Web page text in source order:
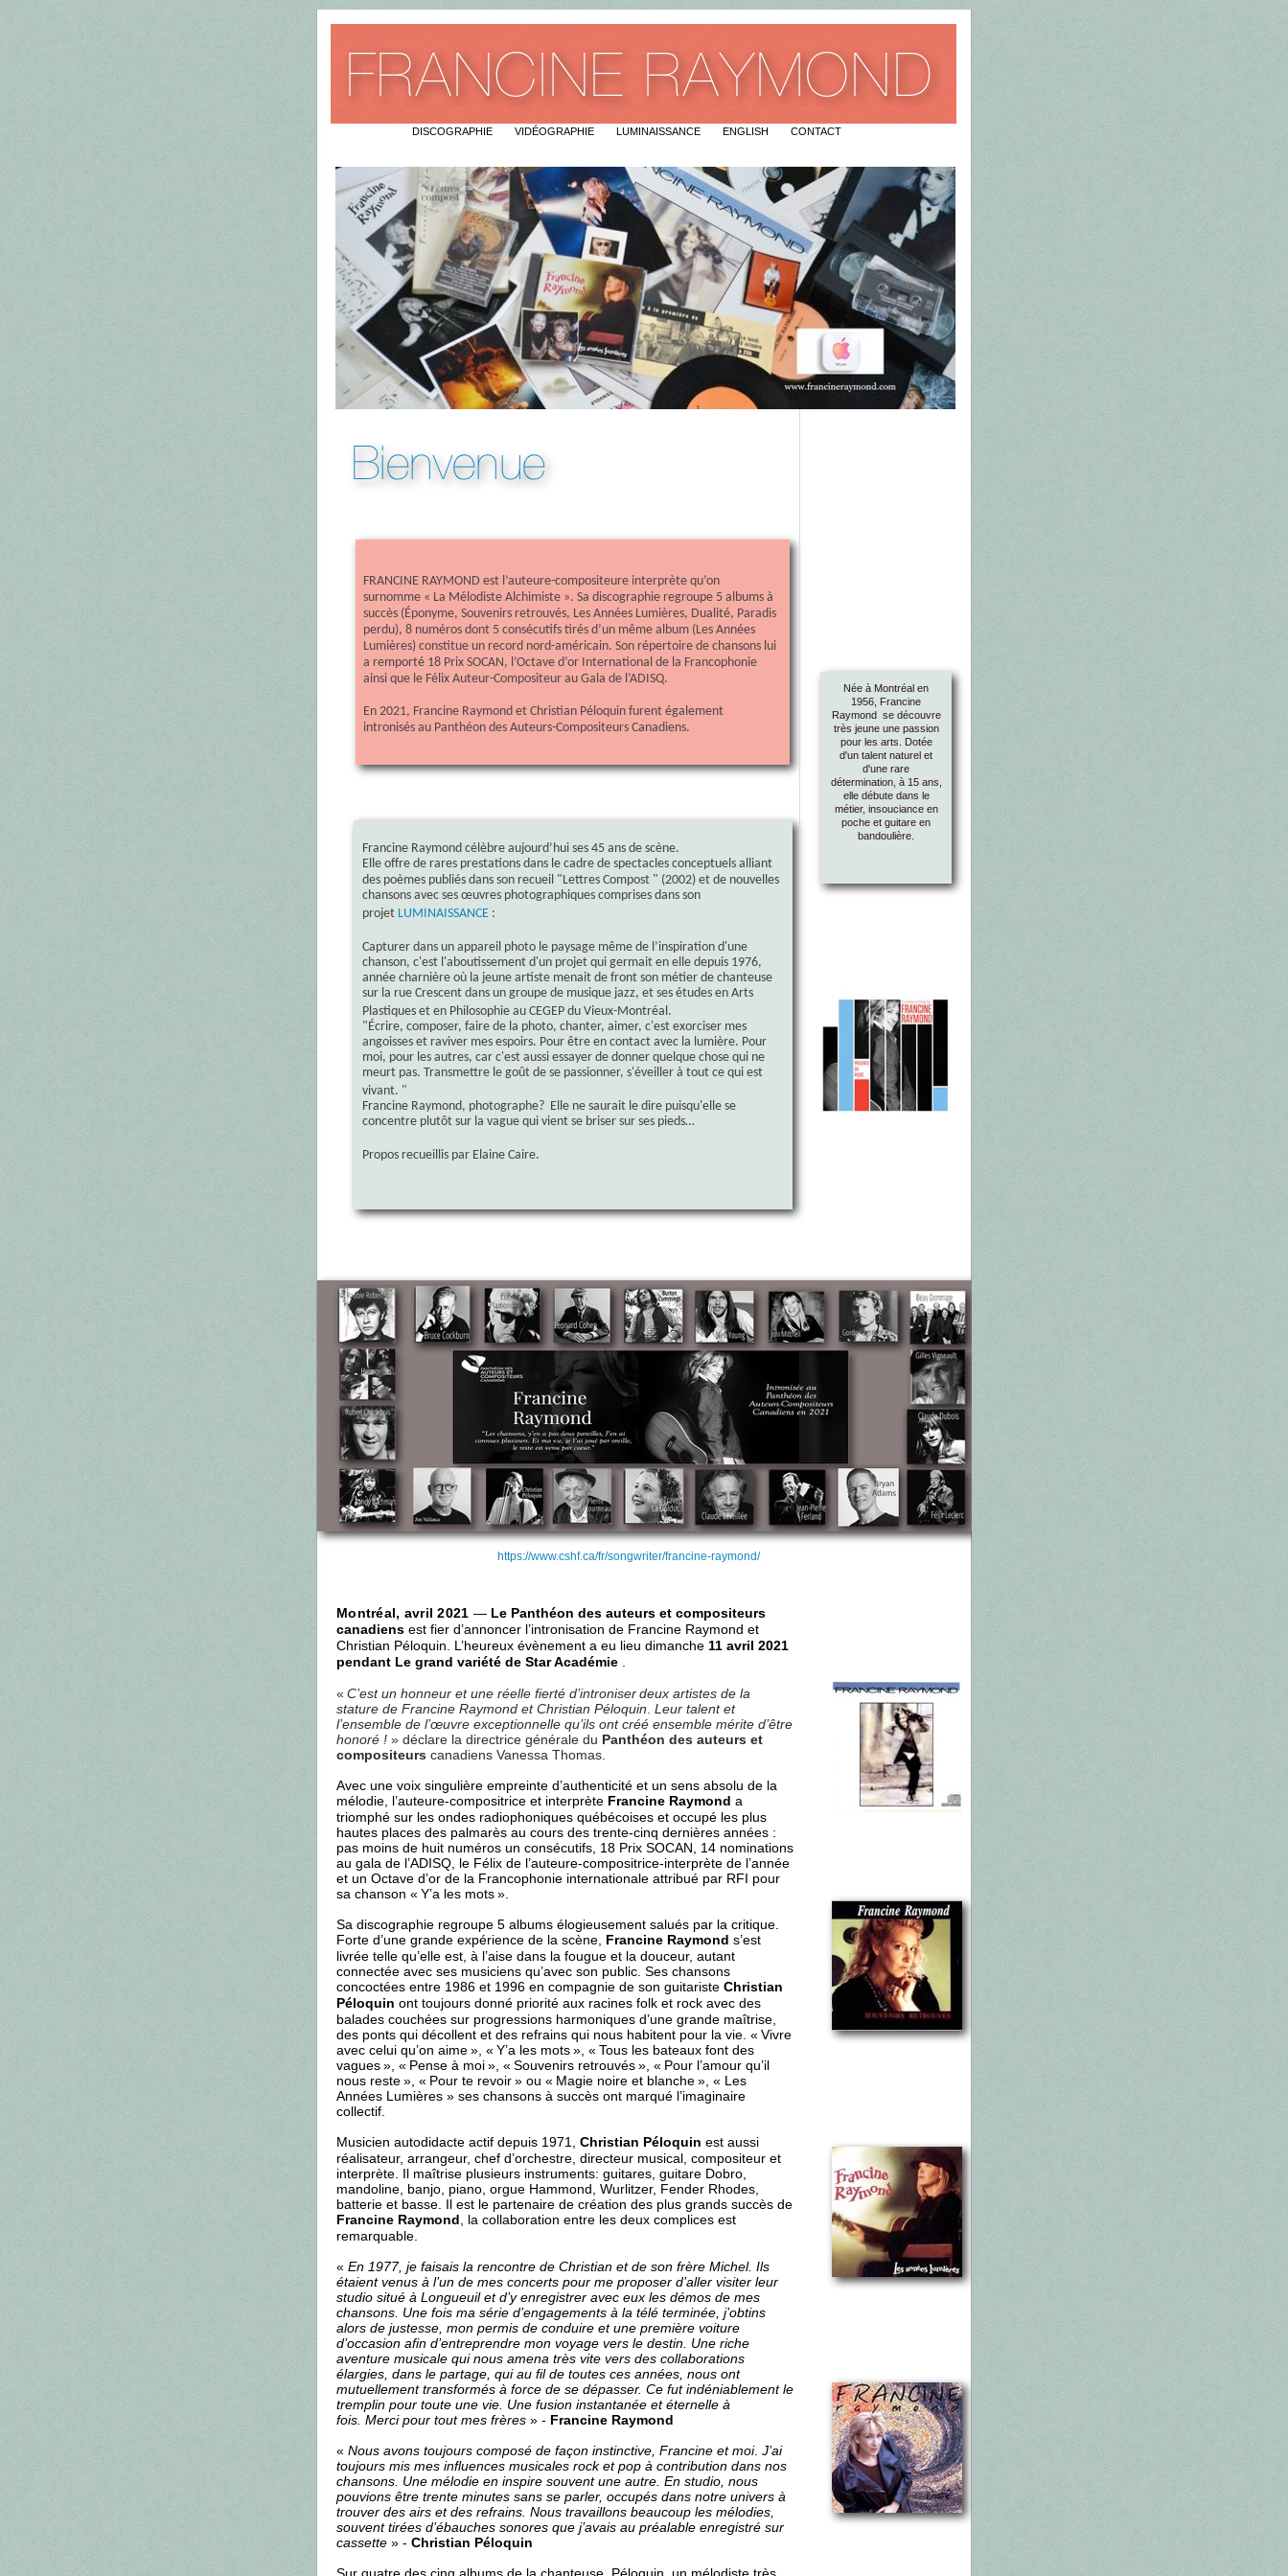
DISCOGRAPHIE VIDÉOGRAPHIE LUMINAISSANCE ENGLISH CONTACT
FRANCINE RAYMOND est l’auteure-compositeure interprète qu’on
surnomme « La Mélodiste Alchimiste ». Sa discographie regroupe 5 albums à
succès (Éponyme, Souvenirs retrouvés, Les Années Lumières, Dualité, Paradis
perdu), 8 numéros dont 5 consécutifs tirés d’un même album (Les Années
Lumières) constitue un record nord-américain. Son répertoire de chansons lui
a remporté 18 Prix SOCAN, l’Octave d’or International de la Francophonie
ainsi que le Félix Auteur-Compositeur au Gala de l’ADISQ.
En 2021, Francine Raymond et Christian Péloquin furent également
intronisés au Panthéon des Auteurs-Compositeurs Canadiens.
Née à Montréal en
1956, Francine
Raymond se découvre
très jeune une passion
pour les arts. Dotée
d'un talent naturel et
d'une rare
détermination, à 15 ans,
elle débute dans le
métier, insouciance en
poche et guitare en
bandoulière.
Francine Raymond célèbre aujourd’hui ses 45 ans de scène.
Elle offre de rares prestations dans le cadre de spectacles conceptuels alliant
des poèmes publiés dans son recueil "Lettres Compost " (2002) et de nouvelles
chansons avec ses œuvres photographiques comprises dans son
projet LUMINAISSANCE :
Capturer dans un appareil photo le paysage même de l’inspiration d'une
chanson, c'est l'aboutissement d'un projet qui germait en elle depuis 1976,
année charnière où la jeune artiste menait de front son métier de chanteuse
sur la rue Crescent dans un groupe de musique jazz, et ses études en Arts
Plastiques et en Philosophie au CEGEP du Vieux-Montréal.
"Écrire, composer, faire de la photo, chanter, aimer, c'est exorciser mes
angoisses et raviver mes espoirs. Pour être en contact avec la lumière. Pour
moi, pour les autres, car c'est aussi essayer de donner quelque chose qui ne
meurt pas. Transmettre le goût de se passionner, s'éveiller à tout ce qui est
vivant. "
Francine Raymond, photographe? Elle ne saurait le dire puisqu'elle se
concentre plutôt sur la vague qui vient se briser sur ses pieds…
Propos recueillis par Elaine Caire.
Montréal, avril 2021 — Le Panthéon des auteurs et compositeurs
canadiens est fier d’annoncer l’intronisation de Francine Raymond et
Christian Péloquin. L’heureux évènement a eu lieu dimanche 11 avril 2021
pendant Le grand variété de Star Académie
« C’est un honneur et une réelle fierté d’introniser deux artistes de la
stature de Francine Raymond et Christian Péloquin Leur talent et
l’ensemble de l’œuvre exceptionnelle qu’ils ont créé ensemble mérite d’être
honoré ! » déclare la directrice générale du Panthéon des auteurs et
compositeurs canadiens Vanessa Thomas.
Avec une voix singulière empreinte d’authenticité et un sens absolu de la
mélodie, l’auteure-compositrice et interprète Francine Raymond a
triomphé sur les ondes radiophoniques québécoises et occupé les plus
hautes places des palmarès au cours des trente-cinq dernières années :
pas moins de huit numéros un consécutifs, 18 Prix SOCAN, 14 nominations
au gala de l’ADISQ, le Félix de l’auteure-compositrice-interprète de l’année
et un Octave d’or de la Francophonie internationale attribué par RFI pour
sa chanson « Y’a les mots ».
Sa discographie regroupe 5 albums élogieusement salués par la critique.
Forte d’une grande expérience de la scène, Francine Raymond s’est
livrée telle qu’elle est, à l’aise dans la fougue et la douceur, autant
connectée avec ses musiciens qu’avec son public. Ses chansons
concoctées entre 1986 et 1996 en compagnie de son guitariste Christian
Péloquin ont toujours donné priorité aux racines folk et rock avec des
balades couchées sur progressions harmoniques d’une grande maîtrise,
des ponts qui décollent et des refrains qui nous habitent pour la vie. « Vivre
avec celui qu’on aime », « Y’a les mots », « Tous les bateaux font des
vagues », « Pense à moi », « Souvenirs retrouvés », « Pour l’amour qu’il
nous reste », « Pour te revoir » ou « Magie noire et blanche », « Les
Années Lumières » ses chansons à succès ont marqué l’imaginaire
collectif.
Musicien autodidacte actif depuis 1971, Christian Péloquin est aussi
réalisateur, arrangeur, chef d’orchestre, directeur musical, compositeur et
interprète. Il maîtrise plusieurs instruments: guitares, guitare Dobro,
mandoline, banjo, piano, orgue Hammond, Wurlitzer, Fender Rhodes,
batterie et basse. Il est le partenaire de création des plus grands succès de
Francine Raymond , la collaboration entre les deux complices est
remarquable.
« En 1977, je faisais la rencontre de Christian et de son frère Michel. Ils
étaient venus à l’un de mes concerts pour me proposer d’aller visiter leur
studio situé à Longueuil et d’y enregistrer avec eux les démos de mes
chansons. Une fois ma série d’engagements à la télé terminée, j’obtins
alors de justesse, mon permis de conduire et une première voiture
d’occasion afin d’entreprendre mon voyage vers le destin. Une riche
aventure musicale qui nous amena très vite vers des collaborations
élargies, dans le partage, qui au fil de toutes ces années, nous ont
mutuellement transformés à force de se dépasser. Ce fut indéniablement le
tremplin pour toute une vie. Une fusion instantanée et éternelle à
fois. Merci pour tout mes frères » - Francine Raymond
« Nous avons toujours composé de façon instinctive, Francine et moi. J’ai
toujours mis mes influences musicales rock et pop à contribution dans nos
chansons. Une mélodie en inspire souvent une autre. En studio, nous
pouvions être trente minutes sans se parler, occupés dans notre univers à
trouver des airs et des refrains. Nous travaillons beaucoup les mélodies,
souvent tirées d’ébauches sonores que j’avais au préalable enregistré sur
cassette » - Christian Péloquin
https://www.cshf.ca/fr/songwriter/francine-raymond/